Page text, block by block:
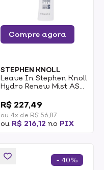
Compre agora
STEPHEN KNOLL
Leave In Stephen Knoll
Hydro Renew Mist ASR
R$ 227,49
ou 4x de R$ 56,87
ou R$ 216,12 no PIX
- 40%